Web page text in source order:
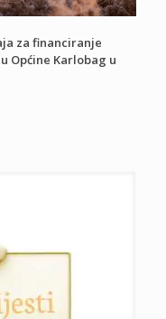
za financiranje
Općine Karlobag u